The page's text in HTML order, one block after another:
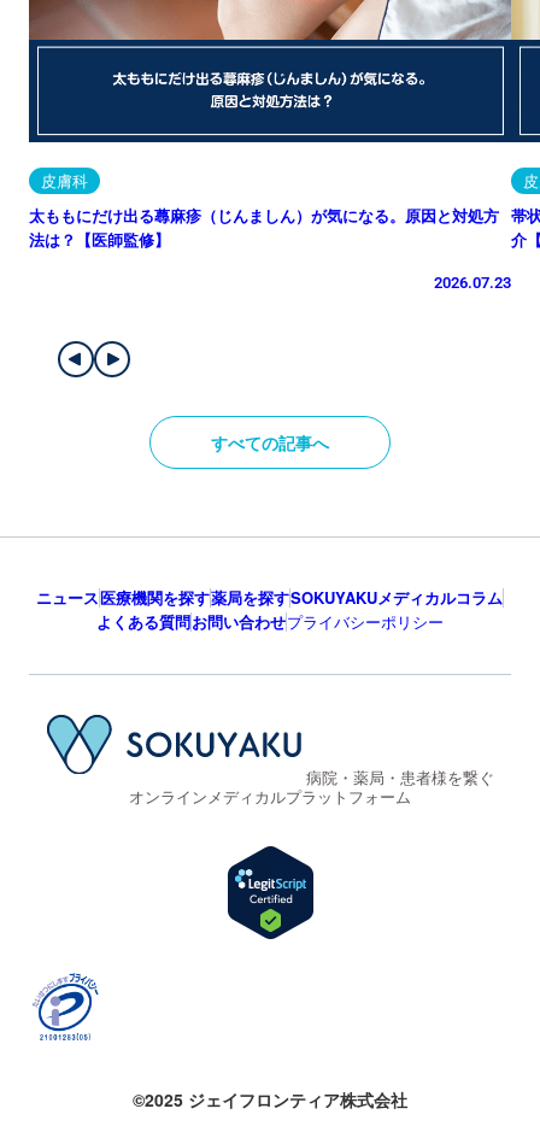
皮膚科
太ももにだけ出る蕁麻疹（じんましん）が気になる。原因と対処方
法は？【医師監修】
2026.07.23
帯
介
すべての記事へ
ニュース医療機関を探す薬局を探すSOKUYAKUメディカルコラム
よくある質問お問い合わせプライバシーポリシー
病院・薬局・患者様を繋ぐ
オンラインメディカルプラットフォーム
©2025 ジェイフロンティア株式会社